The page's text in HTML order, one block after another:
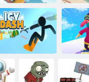
Frenez de schi